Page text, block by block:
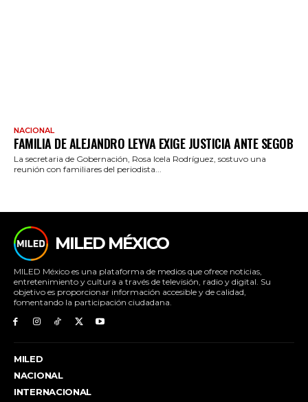
NACIONAL
FAMILIA DE ALEJANDRO LEYVA EXIGE JUSTICIA ANTE SEGOB
La secretaria de Gobernación, Rosa Icela Rodríguez, sostuvo una
reunión con familiares del periodista...
MILED MÉXICO
MILED México es una plataforma de medios que ofrece noticias,
entretenimiento y cultura a través de televisión, radio y digital. Su
objetivo es proporcionar información accesible y de calidad,
fomentando la participación ciudadana.
MILED
NACIONAL
INTERNACIONAL